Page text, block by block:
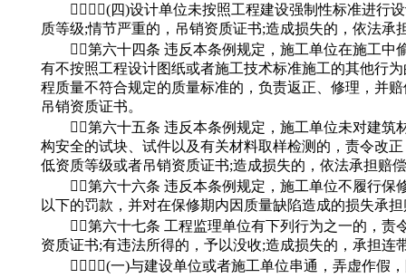
(四)设计单位未按照工程建设强制性标准进行设
质等级;情节严重的，吊销资质证书;造成损失的，依法承
第六十四条 违反本条例规定，施工单位在施工中
有不按照工程设计图纸或者施工技术标准施工的其他行
程质量不符合规定的质量标准的，负责返正、修理，并
吊销资质证书。
第六十五条 违反本条例规定，施工单位未对建筑
构安全的试块、试件以及有关材料取样检测的，责令改
低资质等级或者吊销资质证书;造成损失的，依法承担赔
第六十六条 违反本条例规定，施工单位不履行保
以下的罚款，并对在保修期内因质量缺陷造成的损失承
第六十七条 工程监理单位有下列行为之一的，责
资质证书;有违法所得的，予以没收;造成损失的，承担连
(一)与建设单位或者施工单位串通，弄虚作假，